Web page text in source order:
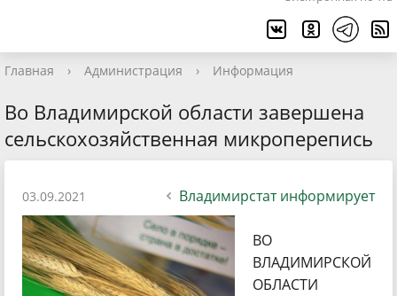
Главная › Администрация › Информация
Во Владимирской области завершена
сельскохозяйственная микроперепись
03.09.2021 Владимирстат информирует
ВО
ВЛАДИМИРСКОЙ
ОБЛАСТИ